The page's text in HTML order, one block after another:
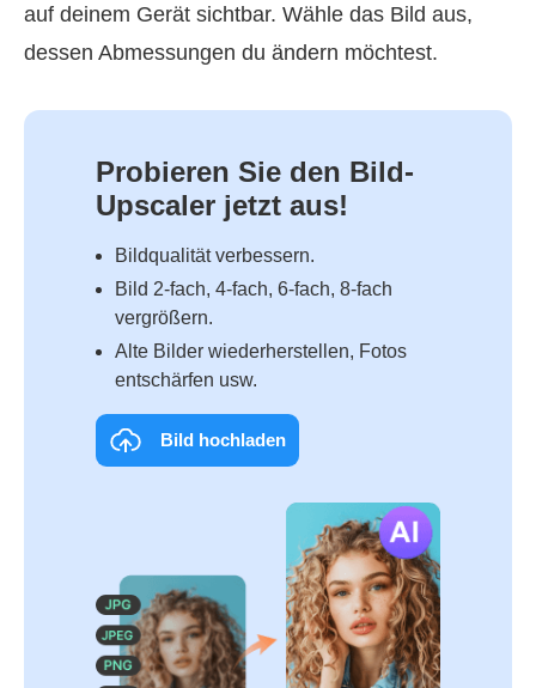
auf deinem Gerät sichtbar. Wähle das Bild aus,
dessen Abmessungen du ändern möchtest.
Probieren Sie den Bild-
Upscaler jetzt aus!
Bildqualität verbessern.
Bild 2‑fach, 4‑fach, 6‑fach, 8‑fach
vergrößern.
Alte Bilder wiederherstellen, Fotos
ent­schärfen usw.
Bild hochladen